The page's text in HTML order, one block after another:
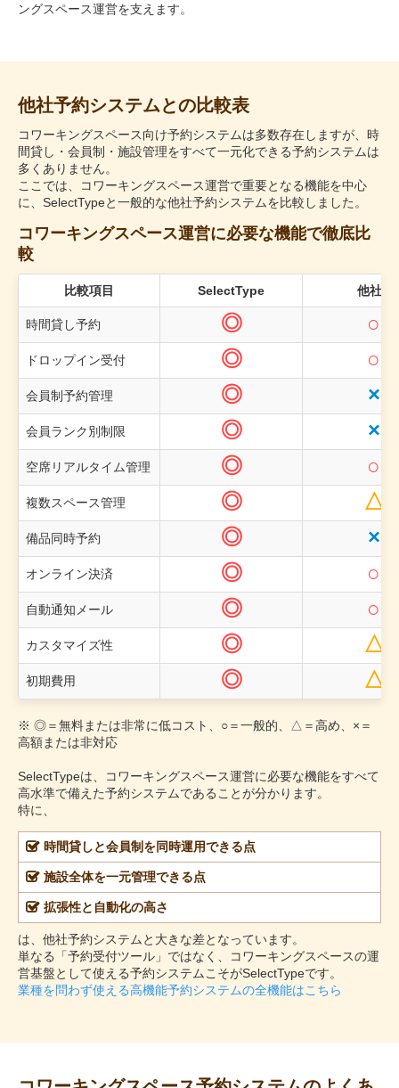
ングスペース運営を支えます。
他社予約システムとの比較表
コワーキングスペース向け予約システムは多数存在しますが、時
間貸し・会員制・施設管理をすべて一元化できる予約システムは
多くありません。
ここでは、コワーキングスペース運営で重要となる機能を中心
に、SelectTypeと一般的な他社予約システムを比較しました。
コワーキングスペース運営に必要な機能で徹底比
較
比較項目 SelectType 他社A
時間貸し予約 ◎ ○
ドロップイン受付 ◎ ○
会員制予約管理 ◎ ×
会員ランク別制限 ◎ ×
空席リアルタイム管理 ◎ ○
複数スペース管理 ◎ △
備品同時予約 ◎ ×
オンライン決済 ◎ ○
自動通知メール ◎ ○
カスタマイズ性 ◎ △
初期費用 ◎ △
※ ◎＝無料または非常に低コスト、○＝一般的、△＝高め、×＝
高額または非対応
SelectTypeは、コワーキングスペース運営に必要な機能をすべて
高水準で備えた予約システムであることが分かります。
特に、
時間貸しと会員制を同時運用できる点
施設全体を一元管理できる点
拡張性と自動化の高さ
は、他社予約システムと大きな差となっています。
単なる「予約受付ツール」ではなく、コワーキングスペースの運
営基盤として使える予約システムこそがSelectTypeです。
業種を問わず使える高機能予約システムの全機能はこちら